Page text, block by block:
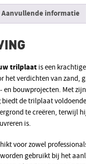
Aanvullende informatie
trilplaat is een
het verdichten van zand,
en bouwprojecten. Met
biedt de trilplaat
te creëren, terwijl
is.
voor zowel
gebruikt bij het